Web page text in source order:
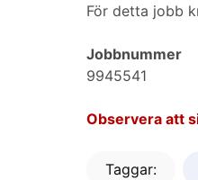
För detta jobb
Jobbnummer
9945541
Observera att
Taggar: